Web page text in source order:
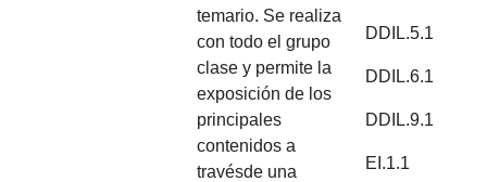
temario. Se realiza
con todo el grupo
clase y permite la
exposición de los
principales
contenidos a
travésde una
DDIL.5.1
DDIL.6.1
DDIL.9.1
EI.1.1